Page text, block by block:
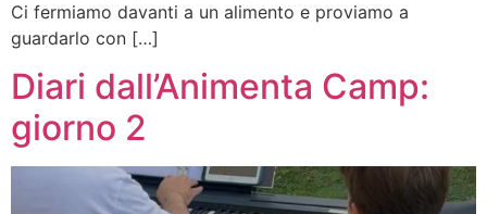
Ci fermiamo davanti a un alimento e proviamo a
guardarlo con […]
Diari dall’Animenta Camp:
giorno 2